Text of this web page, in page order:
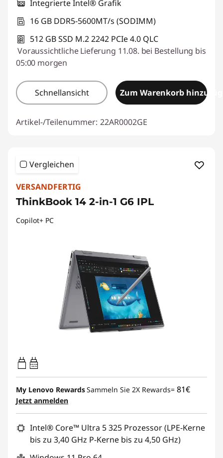
Integrierte Intel® Grafik
16 GB DDR5-5600MT/s (SODIMM)
512 GB SSD M.2 2242 PCIe 4.0 QLC
Voraussichtliche Lieferung 11.08. bei Bestellung bis
05:00 morgen
Schnellansicht Zum Warenkorb
Artikel-/Teilenummer: 22AR0002GE
Vergleichen
VERSANDFERTIG
ThinkBook 14 2-in-1 G6 IPL
Copilot+ PC
45W-65W
USB PD
My Lenovo RewardsSammeln Sie 2X Rewards= 81€
Jetzt anmelden
Intel® Core™ Ultra 5 325 Prozessor (LPE-Kerne
bis zu 3,40 GHz P-Kerne bis zu 4,50 GHz)